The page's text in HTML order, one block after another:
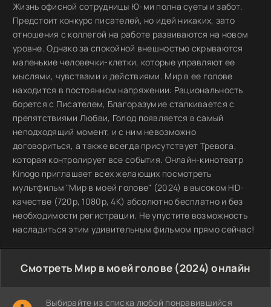
Жизнь офисной сотрудницы Ю-ми полна суеты и забот.
Предстоит конкурс писателей, но идей никаких, зато
отношения с коллегой на работе развиваются на новом
уровне. Однако за спокойной внешностью скрываются
маленькие человечки-клетки, которые управляют ее
мыслями, чувствами и действиями. Мир в ее голове
находится в постоянном напряжении: Рациональность
борется с Писателем, Благоразумие сталкивается с
препятствиями Любви, Голод появляется в самый
неподходящий момент, и с ним невозможно
договориться, а также всегда присутствует Тревога,
которая контролирует все события. Онлайн-кинотеатр
Kinogo приглашает всех желающих посмотреть
мультфильм "Мир в моей голове" (2024) в высоком HD-
качестве (720p, 1080p, 4K) абсолютно бесплатно и без
необходимости регистрации. Не упустите возможность
насладиться этим удивительным фильмом прямо сейчас!
Смотреть Мир в моей голове (2024) онлайн
Выбирайте из списка любой понравившийся